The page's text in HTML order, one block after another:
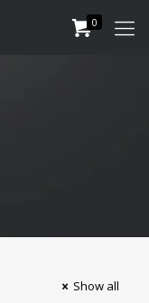
0
Show all